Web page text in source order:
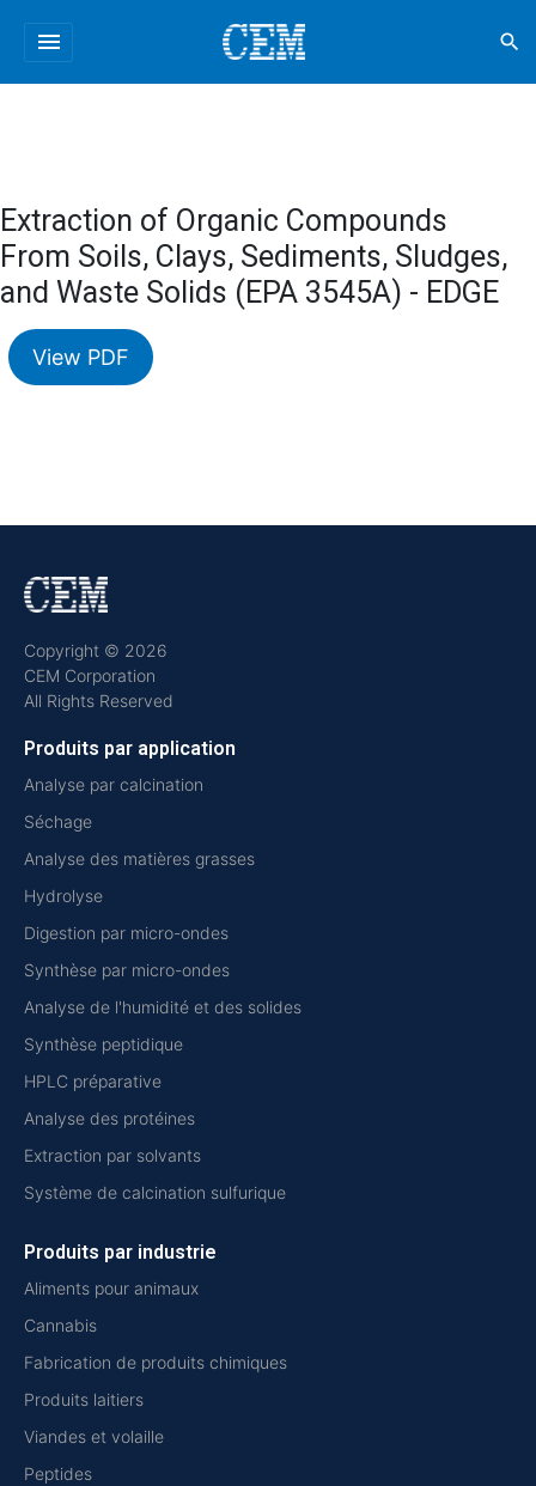
menu search
Extraction of Organic Compounds
From Soils, Clays, Sediments, Sludges,
and Waste Solids (EPA 3545A) - EDGE
View PDF
Copyright © 2026
CEM Corporation
All Rights Reserved
Produits par application
Analyse par calcination
Séchage
Analyse des matières grasses
Hydrolyse
Digestion par micro-ondes
Synthèse par micro-ondes
Analyse de l'humidité et des solides
Synthèse peptidique
HPLC préparative
Analyse des protéines
Extraction par solvants
Système de calcination sulfurique
Produits par industrie
Aliments pour animaux
Cannabis
Fabrication de produits chimiques
Produits laitiers
Viandes et volaille
Peptides